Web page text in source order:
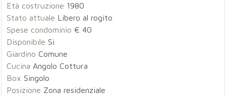
Età costruzione 1980
Stato attuale Libero al rogito
Spese condominio € 40
Disponibile Si
Giardino Comune
Cucina Angolo Cottura
Box Singolo
Posizione Zona residenziale